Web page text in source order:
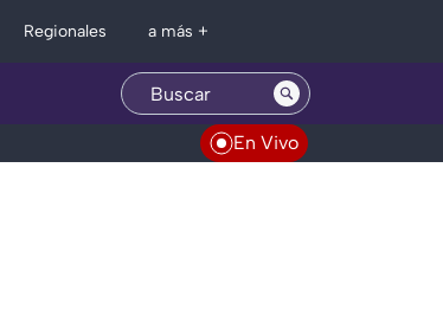
Regionales a más +
En Vivo